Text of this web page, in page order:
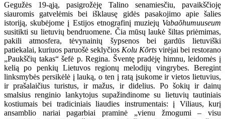
Gegužės 19-ąją, pasigrožėję Talino senamiesčiu, pavaikščioję
siauromis gatvelėmis bei išklausę gidės pasakojimo apie šalies
istoriją, skubėjome į Estijos etnografinį muziejų Vabaõhumuuseum
susitikti su lietuvių bendruomene. Čia mūsų laukė šiltas priėmimas,
pakili atmosfera, tėvynainių šypsenos bei gardūs lietuviški
patiekalai, kuriuos paruošė seklyčios Kolu Kõrts virėjai bei restorano
„Paukščių takas“ šefė p. Regina. Šventę pradėję himnu, leidomės į
kelią po penkių Lietuvos regionų melodijų vingrybes. Beregint
linksmybės persikėlė į lauką, o ten į ratą įsukome ir vietos lietuvius,
ir prašalaičius turistus, ir mažus, ir didelius. Po šokių ir dainų
smalsius renginio lankytojus supažindinome su lietuvių tautiniais
kostiumais bei tradiciniais liaudies instrumentais: į Viliaus, kurį
ansamblio nariai pagarbiai praminė „vienu žmogumi – visu